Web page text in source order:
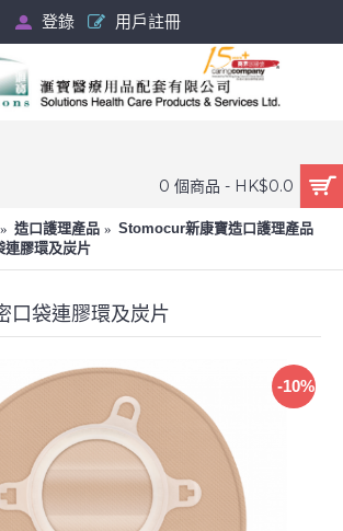
登錄 用戶註冊
0 個商品 - HK$0.0
造口護理產品
Stomocur新康寶造口護理產品
連膠環及炭片
口袋連膠環及炭片
-10%